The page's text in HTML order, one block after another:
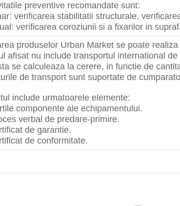
preventive recomandate sunt:
verificarea stabilitatii structurale,
verificarea coroziunii si a fixarilor in
produselor Urban Market se poate
afisat nu include transportul international de
se calculeaza la cerere, in functie de
de transport sunt suportate de
include urmatoarele elemente:
componente ale echipamentului.
verbal de predare-primire.
de garantie.
de conformitate.